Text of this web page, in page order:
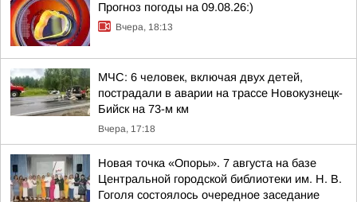
Прогноз погоды на 09.08.26:)
Вчера, 18:13
МЧС: 6 человек, включая двух детей,
пострадали в аварии на трассе Новокузнецк-
Бийск на 73-м км
Вчера, 17:18
Новая точка «Опоры». 7 августа на базе
Центральной городской библиотеки им. Н. В.
Гоголя состоялось очередное заседание